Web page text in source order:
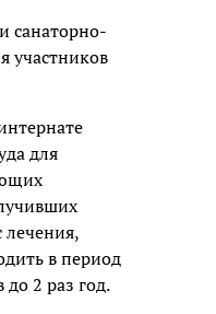
санаторно-
участников
для
лечения,
в период
до 2 раз год.